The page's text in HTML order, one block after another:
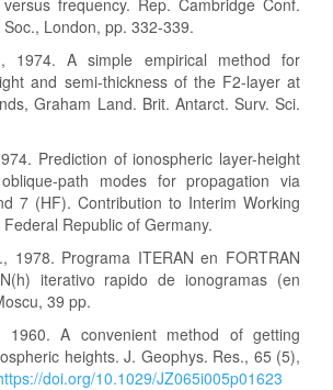
frequency. Rep. Cambridge Conf.
London, pp. 332-339.
1974. A simple empirical method for
and semi-thickness of the F2-layer at
Graham Land. Brit. Antarct. Surv. Sci.
Prediction of ionospheric layer-height
path modes for propagation via
7 (HF). Contribution to Interim Working
Republic of Germany.
1978. Programa ITERAN en FORTRAN
iterativo rapido de ionogramas (en
39 pp.
A convenient method of getting
heights. J. Geophys. Res., 65 (5),
doi.org/10.1029/JZ065i005p01623